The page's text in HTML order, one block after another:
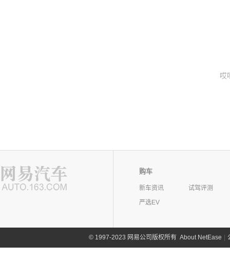
哎
购车
新车资讯
试驾评测
严选EV
©1997-2023 网易公司版权所有 About NetEase